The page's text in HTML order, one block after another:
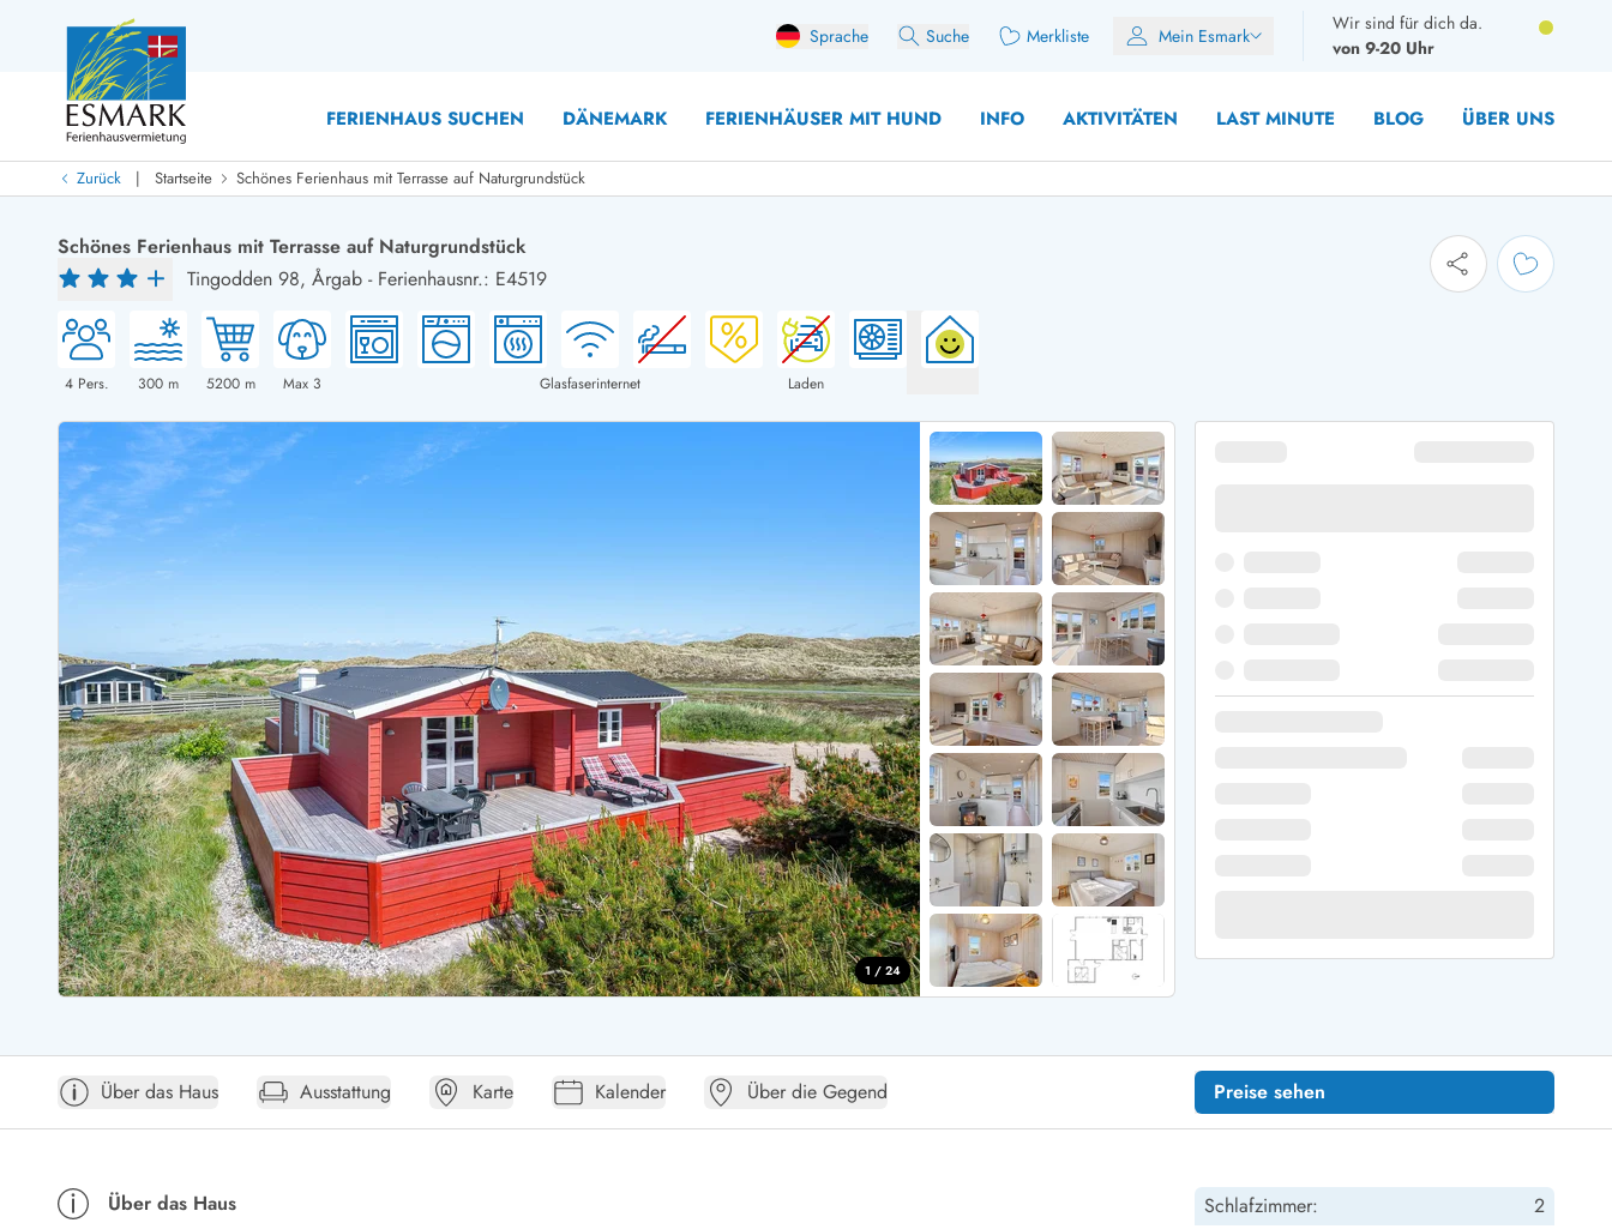
Sprache Suche Merkliste Mein Esmark
Wir sind für dich da.
von 9-20 Uhr
FERIENHAUS SUCHEN DÄNEMARK FERIENHÄUSER MIT HUND INFO AKTIVITÄTEN LAST MINUTE BLOG ÜBER UNS
Last Minute
Last Minute
Neu bei uns!
Neue Ferienhäuser bei ESMARKFerienhäuser mit PoolFerienhäuser mit Hund
Neurenovierte Ferienhäuser
Ferienhäuser mit Endreinigung inklusive
Ferienhäuser dicht am Strand
Ferienhäuser neu gebaut
Ferienhäuser mit Sauna
Ferienhäuser Nicht-Raucher
Ferienhäuser mit Aussicht
Ferienhäuser mit Whirlpool
Ferienhäuser mit Freitagswechsel
Ferienhäuser mit Sonntagswechsel
Ferienhäuser für Angler
Ferienhäuser mit Aktivitätsraum
Ferienhäuser mit Kaminofen
Ferienhaus für 6 Personen
Ferienhaus für 8 Personen
Ferienhaus für 10 Personen
Ferienhaus für Gruppen
Ferienhäuser im Frühjahr
Ferienhäuser im Sommer
Ferienhäuser im Herbst
Ferienhäuser im Winter
Ferienhäuser über Weihnachten
Ferienhäuser über Silvester
Ferienhäuser BjerregardFerienhäuser BlavandFerienhäuser Hvide SandeFerienhäuser Sondervig
Ferienhäuser Argab
Ferienhäuser in Arrild
Ferienhäuser Bjerregard
Ferienhäuser Blavand
Ferienhäuser Bork Havn
Ferienhäuser Fjand
Ferienhäuser Fanö
Ferienhäuser Graerup Strand
Ferienhäuser Haurvig
Ferienhäuser Henne Strand
Ferienhäuser Ho
Ferienhäuser Houstrup
Ferienhäuser Houvig
Ferienhäuser auf Holmsland Klit
Ferienhäuser in Holmsland
Ferienhäuser Hvide Sande
Ferienhäuser Jegum
Ferienhäuser Klegod
Ferienhäuser Lodbjerg Hede
Ferienhäuser Nr. Lyngvig
Ferienhäuser in Nymindegab
Ferienhäuser Römö
Ferienhäuser am Ringköbing Fjord
Ferienhäuser Sondervig
Ferienhäuser Skodbjerge
Ferienhäuser in Thorsminde
Ferienhäuser Vederso Klit
Ferienhäuser Vejers Strand
Ferienhäuser Vester Husby
Öffnungszeiten
Anreise
Ferienhaus ABC
Häufige Fragen zur Buchung
Zurück | Startseite Schönes Ferienhaus mit Terrasse auf Naturgrundstück
Schönes Ferienhaus mit Terrasse auf Naturgrundstück
Tingodden 98, Årgab - Ferienhausnr.: E4519
4Pers. 300 m 5200m Max 3 Glasfaserinternet Laden
1 / 24
Über das Haus Ausstattung Karte Kalender Über die Gegend Preise sehen
Über das Haus Schlafzimmer:
2